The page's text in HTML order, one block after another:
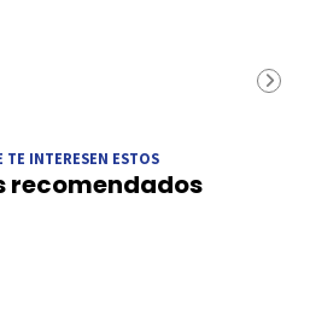
TE INTERESEN ESTOS
recomendados